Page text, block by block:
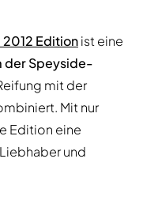
2012 Editionist eine
der Speyside-
mit der
Mit nur
Edition eine
und